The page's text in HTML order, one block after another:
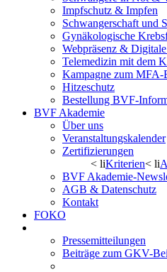
Impfschutz & Impfen
Schwangerschaft und
Gynäkologische
Webpräsenz &
Telemedizin mit dem
Kampagne zum
Hitzeschutz
Bestellung BVF-
BVF Akademie
Über uns
Veranstaltungskalender
Zertifizierungen
< liKriterien< li
BVF Akademie-
AGB & Datenschutz
Kontakt
FOKO
Pressemitteilungen
Beiträge zum GKV-